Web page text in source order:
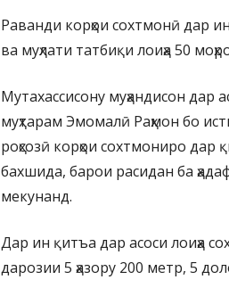
Раванди корҳои сохтмонӣ дар
ва муҳлати татбиқи лоиҳа 50
Мутахассисону муҳандисон дар
муҳтарам Эмомалӣ Раҳмон бо
роҳсозӣ корҳои сохтмониро
бахшида, барои расидан ба
мекунанд.
Дар ин қитъа дар асоси лоиҳа
дарозии 5 ҳазору 200 метр, 5